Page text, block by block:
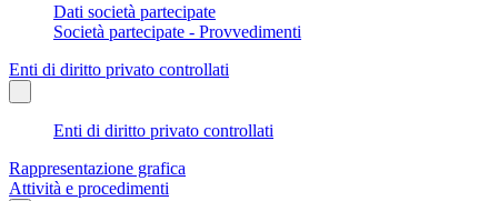
Dati società partecipate
Società partecipate - Provvedimenti
Enti di diritto privato controllati
Enti di diritto privato controllati
Rappresentazione grafica
Attività e procedimenti